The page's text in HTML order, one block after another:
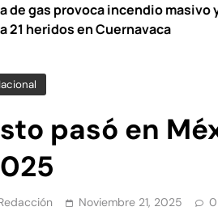
incendio masivo y
pasó en
Noviembre 21, 2025 0